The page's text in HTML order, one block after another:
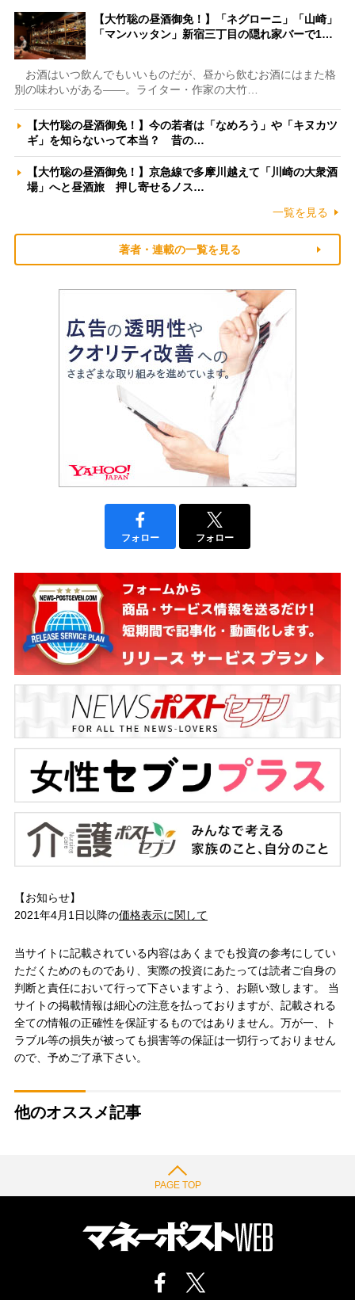
【大竹聡の昼酒御免！】「ネグローニ」「山崎」
「マンハッタン」新宿三丁目の隠れ家バーで1…
お酒はいつ飲んでもいいものだが、昼から飲むお酒にはまた格
別の味わいがある――。ライター・作家の大竹…
【大竹聡の昼酒御免！】今の若者は「なめろう」や「キヌカツ
ギ」を知らないって本当？ 昔の…
【大竹聡の昼酒御免！】京急線で多摩川越えて「川崎の大衆酒
場」へと昼酒旅 押し寄せるノス…
一覧を見る
著者・連載の一覧を見る
フォロー フォロー
【お知らせ】
2021年4月1日以降の価格表示に関して
当サイトに記載されている内容はあくまでも投資の参考にしてい
ただくためのものであり、実際の投資にあたっては読者ご自身の
判断と責任において行って下さいますよう、お願い致します。 当
サイトの掲載情報は細心の注意を払っておりますが、記載される
全ての情報の正確性を保証するものではありません。万が一、ト
ラブル等の損失が被っても損害等の保証は一切行っておりません
ので、予めご了承下さい。
他のオススメ記事
PAGE TOP